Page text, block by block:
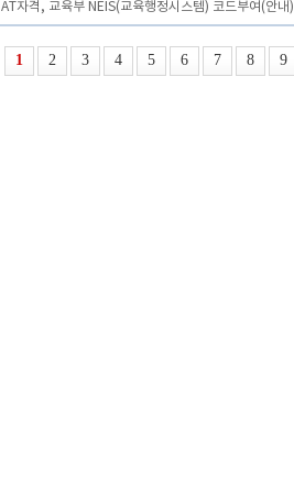
AT자격, 교육부 NEIS(교육행정시스템) 코드부여(안내)
1 2 3 4 5 6 7 8 9